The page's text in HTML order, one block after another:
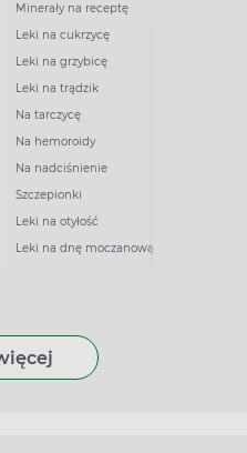
Minerały na receptę
Leki na cukrzycę
Leki na grzybicę
Leki na trądzik
Na tarczycę
Na hemoroidy
Na nadciśnienie
Szczepionki
Leki na otyłość
Leki na dnę moczanową